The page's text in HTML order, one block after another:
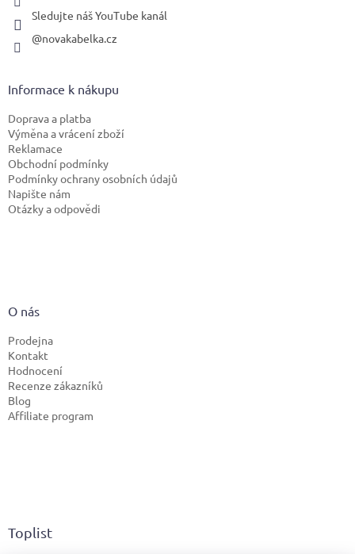
Sledujte náš YouTube kanál
@novakabelka.cz
Informace k nákupu
Doprava a platba
Výměna a vrácení zboží
Reklamace
Obchodní podmínky
Podmínky ochrany osobních údajů
Napište nám
Otázky a odpovědi
O nás
Prodejna
Kontakt
Hodnocení
Recenze zákazníků
Blog
Affiliate program
Toplist